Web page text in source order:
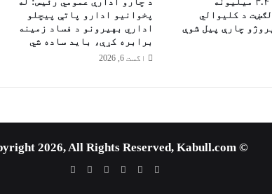
ی
و
ر
د
د کلیوالي
چارې پیل شوې
پخوانیو ادارو پاتې پيچلو
اداري بهیرونو د فساد زمینه
برابره کړې، باید ساده شي
اگست 6, 2026
© Copyright 2026, All Rights Reserved, Kabull.com
YouTube
Google
Telegram
WhatsApp